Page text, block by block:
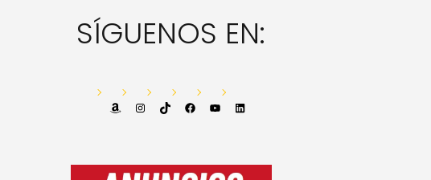
SÍGUENOS EN:
AmazonInstagram
TikTokFacebook
YouTubeLinkedIn